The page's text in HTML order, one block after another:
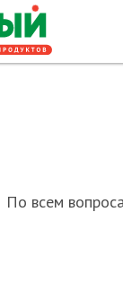
По всем